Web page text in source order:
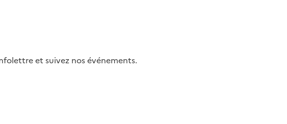
et suivez nos événements.